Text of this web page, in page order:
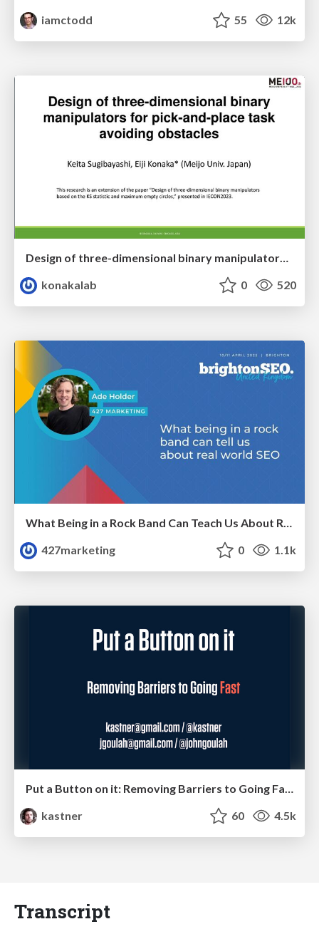
iamctodd
55 12k
Design of three-dimensional binary manipulators for pick-and-place task avoiding obstacles (IECON2024)
konakalab
0 520
What Being in a Rock Band Can Teach Us About Real World SEO
427marketing
0 1.1k
kastner
60 4.5k
Transcript